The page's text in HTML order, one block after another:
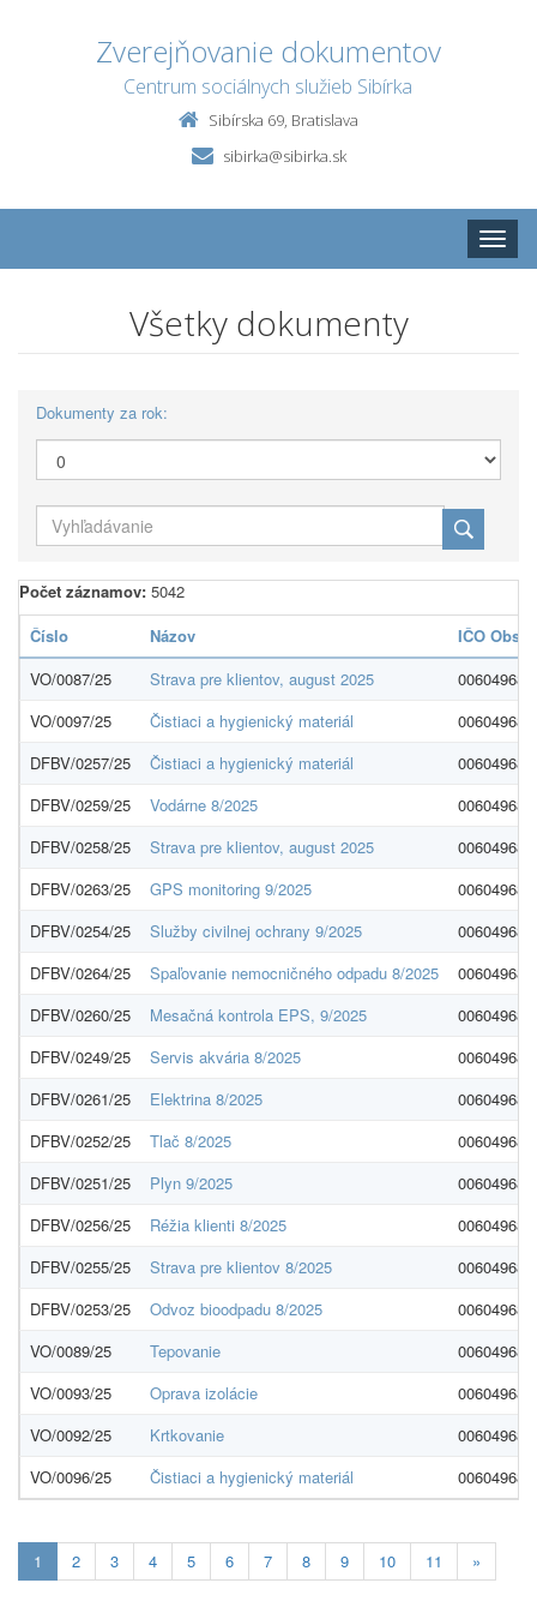
Zverejňovanie dokumentov
Centrum sociálnych služieb Sibírka
Sibírska 69, Bratislava
sibirka@sibirka.sk
Toggle
Všetky dokumenty
Dokumenty za rok:
Počet záznamov: 5042
Číslo
Názov
IČO Obs.
VO/0087/25
Strava pre klientov, august 2025
00604968
VO/0097/25
Čistiaci a hygienický materiál
00604968
DFBV/0257/25
Čistiaci a hygienický materiál
00604968
DFBV/0259/25
Vodárne 8/2025
00604968
DFBV/0258/25
Strava pre klientov, august 2025
00604968
DFBV/0263/25
GPS monitoring 9/2025
00604968
DFBV/0254/25
Služby civilnej ochrany 9/2025
00604968
DFBV/0264/25
Spaľovanie nemocničného odpadu 8/2025
00604968
DFBV/0260/25
Mesačná kontrola EPS, 9/2025
00604968
DFBV/0249/25
Servis akvária 8/2025
00604968
DFBV/0261/25
Elektrina 8/2025
00604968
DFBV/0252/25
Tlač 8/2025
00604968
DFBV/0251/25
Plyn 9/2025
00604968
DFBV/0256/25
Réžia klienti 8/2025
00604968
DFBV/0255/25
Strava pre klientov 8/2025
00604968
DFBV/0253/25
Odvoz bioodpadu 8/2025
00604968
VO/0089/25
Tepovanie
00604968
VO/0093/25
Oprava izolácie
00604968
VO/0092/25
Krtkovanie
00604968
VO/0096/25
Čistiaci a hygienický materiál 00604968
1 Aktuálna
stránka
2 3 4 5 6 7 8 9 10 11 »